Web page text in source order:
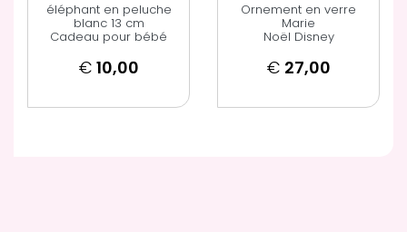
éléphant en peluche
blanc 13 cm
Cadeau pour bébé
€ 10,00
Ornement en verre
Marie
Noël Disney
€ 27,00